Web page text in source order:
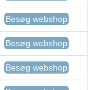
Besøg webshop
Besøg webshop
Besøg webshop